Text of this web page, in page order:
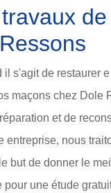
il s'agit de restaurer
maçons chez Dole
et de
entreprise, nous
but de donner le
une étude